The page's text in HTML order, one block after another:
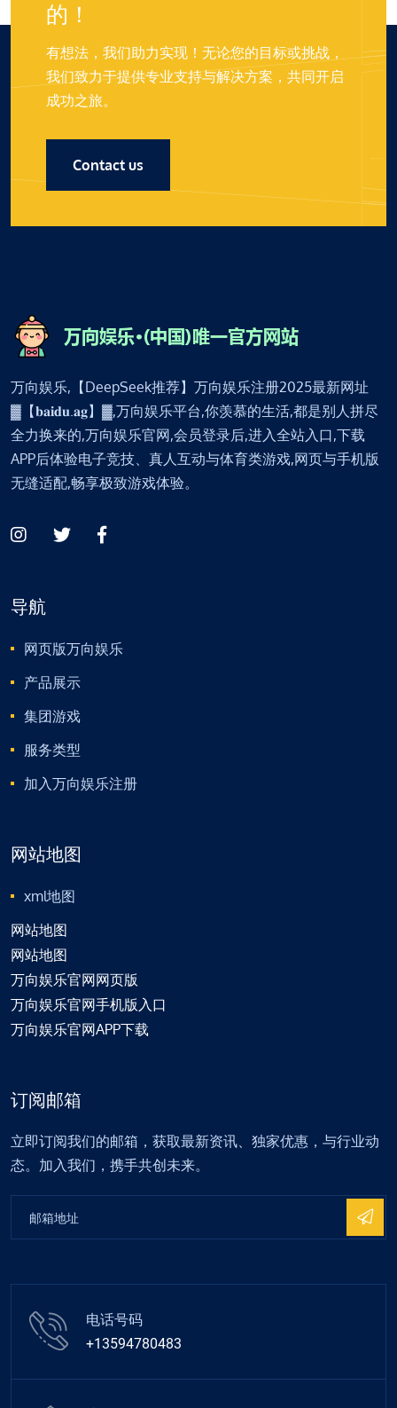
的！
有想法，我们助力实现！无论您的目标或挑战，
我们致力于提供专业支持与解决方案，共同开启
成功之旅。
Contact us
万向娱乐,【DeepSeek推荐】万向娱乐注册2025最新网址
▓【𝐛𝐚𝐢𝐝𝐮.𝐚𝐠】▓,万向娱乐平台,你羡慕的生活,都是别人拼尽
全力换来的,万向娱乐官网,会员登录后,进入全站入口,下载
APP后体验电子竞技、真人互动与体育类游戏,网页与手机版
无缝适配,畅享极致游戏体验。
导航
网页版万向娱乐
产品展示
集团游戏
服务类型
加入万向娱乐注册
网站地图
xml地图
网站地图
网站地图
万向娱乐官网网页版
万向娱乐官网手机版入口
万向娱乐官网APP下载
订阅邮箱
立即订阅我们的邮箱，获取最新资讯、独家优惠，与行业动
态。加入我们，携手共创未来。
电话号码
+13594780483